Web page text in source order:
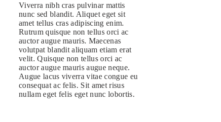
Viverra nibh cras pulvinar mattis
nunc sed blandit. Aliquet eget sit
amet tellus cras adipiscing enim.
Rutrum quisque non tellus orci ac
auctor augue mauris. Maecenas
volutpat blandit aliquam etiam erat
velit. Quisque non tellus orci ac
auctor augue mauris augue neque.
Augue lacus viverra vitae congue eu
consequat ac felis. Sit amet risus
nullam eget felis eget nunc lobortis.